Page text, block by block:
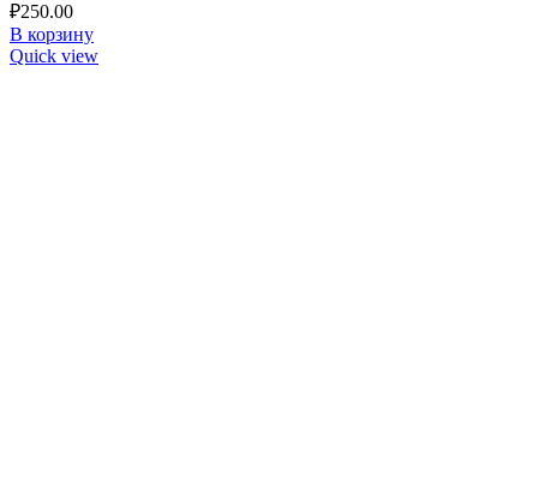
₽250.00
В корзину
Quick view